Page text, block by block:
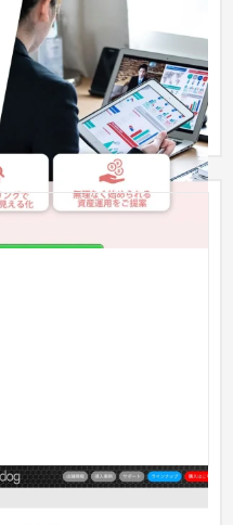
ページ
を制作しました。 PC版・ス
ディングしました。